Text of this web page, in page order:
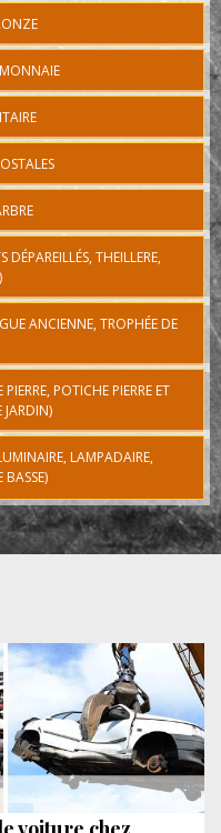
MONNAIE
DÉPAREILLÉS, THEILLERE,
ANCIENNE, TROPHÉE DE
POTICHE PIERRE ET
LAMPADAIRE,